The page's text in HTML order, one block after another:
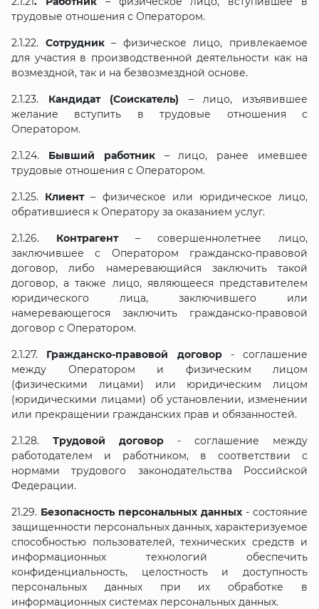
трудовые отношения с Оператором.
2.1.22. Сотрудник– физическое лицо, привлекаемое
для участия в производственной деятельности как на
возмездной, так и на безвозмездной основе.
2.1.23. Кандидат (Соискатель) – лицо, изъявившее
желание вступить в трудовые отношения с
Оператором.
2.1.24. Бывший работник – лицо, ранее имевшее
трудовые отношения с Оператором.
2.1.25. Клиент– физическое или юридическое лицо,
обратившиеся к Оператору за оказанием услуг.
2.1.26. Контрагент– совершеннолетнее лицо,
заключившее с Оператором гражданско-правовой
договор, либо намеревающийся заключить такой
договор, а также лицо, являющееся представителем
юридического лица, заключившего или
намеревающегося заключить гражданско-правовой
договор с Оператором.
2.1.27. Гражданско-правовой договор- соглашение
между Оператором и физическим лицом
(физическими лицами) или юридическим лицом
(юридическими лицами) об установлении, изменении
или прекращении гражданских прав и обязанностей.
2.1.28. Трудовой договор - соглашение между
работодателем и работником, в соответствии с
нормами трудового законодательства Российской
Федерации.
21.29. Безопасность персональных данных - состояние
защищенности персональных данных, характеризуемое
способностью пользователей, технических средств и
информационных технологий обеспечить
конфиденциальность, целостность и доступность
персональных данных при их обработке в
информационных системах персональных данных.